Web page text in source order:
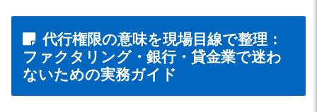
代行権限の意味を現場目線で整理：
ファクタリング・銀行・貸金業で迷わ
ないための実務ガイド